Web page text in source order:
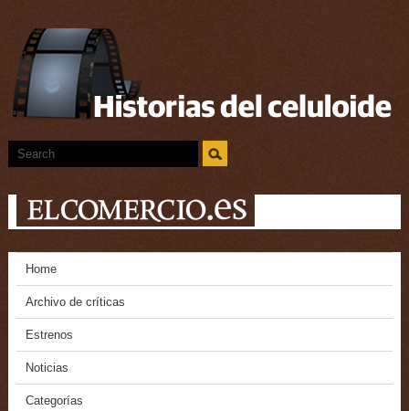
Home
Archivo de críticas
Estrenos
Noticias
Categorías